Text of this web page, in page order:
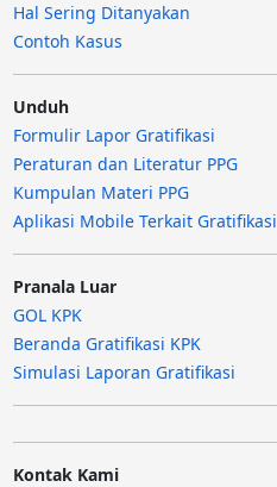
Hal Sering Ditanyakan
Contoh Kasus
Unduh
Formulir Lapor Gratifikasi
Peraturan dan Literatur PPG
Kumpulan Materi PPG
Aplikasi Mobile Terkait Gratifikasi
Pranala Luar
GOL KPK
Beranda Gratifikasi KPK
Simulasi Laporan Gratifikasi
Kontak Kami